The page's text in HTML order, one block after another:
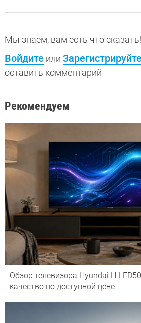
Мы знаем, вам есть что сказать!
Войдите или
оставить комментарий
Рекомендуем
Обзор телевизора Hyundai H-
качество по доступной цене